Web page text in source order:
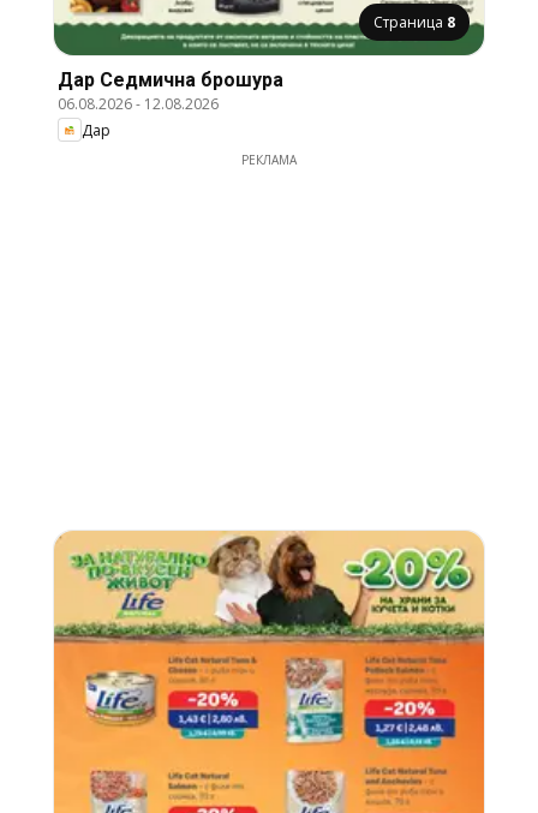
Страница 8
Дар Cедмична брошура
06.08.2026- 12.08.2026
Дар
РЕКЛАМА